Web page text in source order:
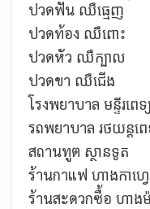
ปวดฟัน ឈឺធ្មេញ
ปวดท้อง ឈឺពោះ
ปวดหัว ឈឺក្បាល
ปวดขา ឈឺជើង
โรงพยาบาล មន្ទីរពេទ្យ
รถพยาบาล រថយន្ដពេ
สถานทูต ស្ថានទូត
ร้านกาแฟ ហាងកាហ្វេ
ร้านสะดวกซื้อ ហាង